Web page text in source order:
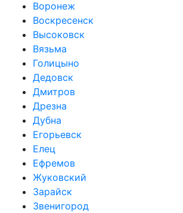
Воронеж
Воскресенск
Высоковск
Вязьма
Голицыно
Дедовск
Дмитров
Дрезна
Дубна
Егорьевск
Елец
Ефремов
Жуковский
Зарайск
Звенигород